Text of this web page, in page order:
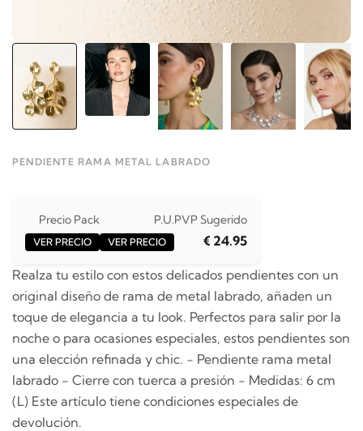
PENDIENTE RAMA METAL LABRADO
Precio Pack
VER PRECIO
P.U.
VER PRECIO
PVP Sugerido
€ 24.95
Realza tu estilo con estos delicados pendientes con un
original diseño de rama de metal labrado, añaden un
toque de elegancia a tu look. Perfectos para salir por la
noche o para ocasiones especiales, estos pendientes son
una elección refinada y chic. - Pendiente rama metal
labrado - Cierre con tuerca a presión - Medidas: 6 cm
(L) Este artículo tiene condiciones especiales de
devolución.